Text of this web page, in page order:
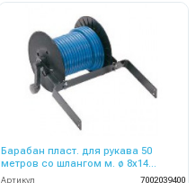
Барабан пласт. для рукава 50
метров со шлангом м. ø 8x14
тележки CRRC 81 ECO
Артикул
7002039400